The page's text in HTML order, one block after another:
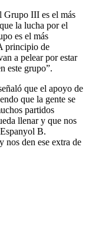
Grupo III es el más
la lucha por el
es el más
principio de
a pelear por estar
este grupo”.
que el apoyo de
que la gente se
partidos
llenar y que nos
B.
nos den ese extra de